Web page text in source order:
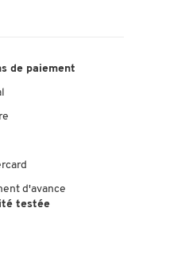
de paiement
d'avance
testée